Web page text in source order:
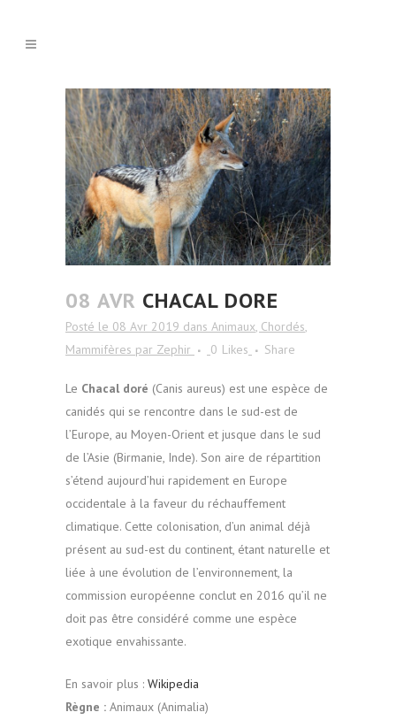
08 AVR CHACAL DORE
Posté le 08 Avr 2019 dans Animaux, Chordés,
Mammifères par Zephir 0 Likes Share
Le Chacal doré (Canis aureus) est une espèce de
canidés qui se rencontre dans le sud-est de
l’Europe, au Moyen-Orient et jusque dans le sud
de l’Asie (Birmanie, Inde). Son aire de répartition
s’étend aujourd’hui rapidement en Europe
occidentale à la faveur du réchauffement
climatique. Cette colonisation, d’un animal déjà
présent au sud-est du continent, étant naturelle et
liée à une évolution de l’environnement, la
commission européenne conclut en 2016 qu’il ne
doit pas être considéré comme une espèce
exotique envahissante.
En savoir plus : Wikipedia
Règne : Animaux (Animalia)